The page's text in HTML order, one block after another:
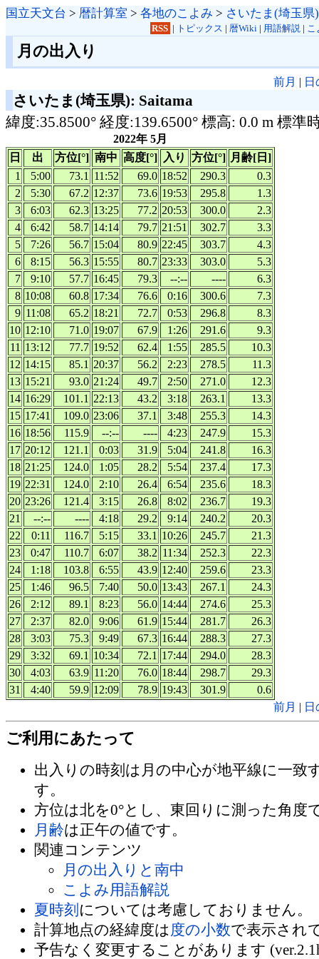
国立天文台 > 暦計算室 > 各地のこよみ > さいたま(埼玉県)
RSS | トピックス | 暦Wiki| 用語解説| こ
月の出入り
前月 |
さいたま(埼玉県): Saitama
緯度:35.8500° 経度:139.6500° 標高: 0.0 m 標準
2022年 5月
日
出 方位[°] 南中 高度[°] 入り 方位[°] 月齢[日]
1
5:00 73.1 11:52 69.0 18:52 290.3
0.3
2
5:30 67.2 12:37 73.6 19:53 295.8
1.3
3
6:03 62.3 13:25 77.2 20:53 300.0
2.3
4
6:42 58.7 14:14 79.7 21:51 302.7
3.3
5
7:26 56.7 15:04 80.9 22:45 303.7
4.3
6
8:15 56.3 15:55 80.7 23:33 303.0
5.3
7
9:10 57.7 16:45 79.3 --:-- ----
6.3
8 10:08 60.8 17:34 76.6 0:16 300.6
7.3
9 11:08 65.2 18:21 72.7 0:53 296.8
8.3
10 12:10 71.0 19:07 67.9 1:26 291.6
9.3
11 13:12 77.7 19:52 62.4 1:55 285.5
10.3
12 14:15 85.1 20:37 56.2 2:23 278.5
11.3
13 15:21 93.0 21:24 49.7 2:50 271.0
12.3
14 16:29 101.1 22:13 43.2 3:18 263.1
13.3
15 17:41 109.0 23:06 37.1 3:48 255.3
14.3
16 18:56 115.9 --:-- ---- 4:23 247.9
15.3
17 20:12 121.1 0:03 31.9 5:04 241.8
16.3
18 21:25 124.0 1:05 28.2 5:54 237.4
17.3
19 22:31 124.0 2:10 26.4 6:54 235.6
18.3
20 23:26 121.4 3:15 26.8 8:02 236.7
19.3
21
--:-- ---- 4:18 29.2 9:14 240.2
20.3
22
0:11 116.7 5:15 33.1 10:26 245.7
21.3
23
0:47 110.7 6:07 38.2 11:34 252.3
22.3
24
1:18 103.8 6:55 43.9 12:40 259.6
23.3
25
1:46 96.5 7:40 50.0 13:43 267.1
24.3
26
2:12 89.1 8:23 56.0 14:44 274.6
25.3
27
2:37 82.0 9:06 61.9 15:44 281.7
26.3
28
3:03 75.3 9:49 67.3 16:44 288.3
27.3
29
3:32 69.1 10:34 72.1 17:44 294.0
28.3
30
4:03 63.9 11:20 76.0 18:44 298.7
29.3
31
4:40 59.9 12:09 78.9 19:43 301.9
0.6
前月 |
ご利用にあたって
出入りの時刻は月の中心が地平線に一致
す。
方位は北を0°とし、東回りに測った角度
月齢は正午の値です。
関連コンテンツ
月の出入りと南中
こよみ用語解説
夏時刻 については考慮しておりません。
計算地点の経緯度は 度の小数で表示され
予告なく変更することがあります